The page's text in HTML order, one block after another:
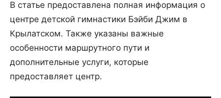
В статье предоставлена полная информация о
центре детской гимнастики Бэйби Джим в
Крылатском. Также указаны важные
особенности маршрутного пути и
дополнительные услуги, которые
предоставляет центр.